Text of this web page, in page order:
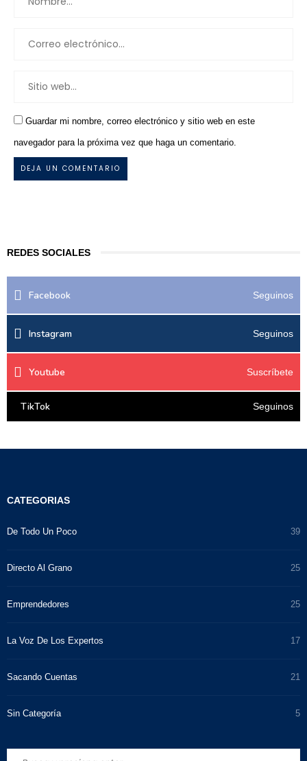
Guardar mi nombre, correo electrónico y sitio web en este
navegador para la próxima vez que haga un comentario.
REDES SOCIALES
Facebook Seguinos
Instagram Seguinos
Youtube Suscríbete
TikTok Seguinos
CATEGORIAS
De Todo Un Poco 39
Directo Al Grano 25
Emprendedores 25
La Voz De Los Expertos 17
Sacando Cuentas 21
Sin Categoría 5